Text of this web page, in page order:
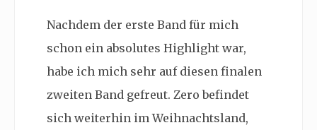
Nachdem der erste Band für mich
schon ein absolutes Highlight war,
habe ich mich sehr auf diesen finalen
zweiten Band gefreut. Zero befindet
sich weiterhin im Weihnachtsland,